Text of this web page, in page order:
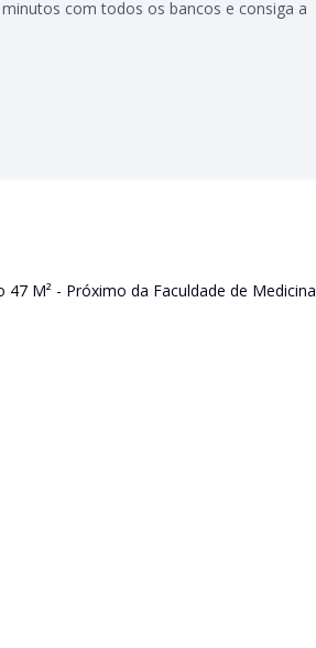
com todos os bancos e consiga a
M² - Próximo da Faculdade de Medicina